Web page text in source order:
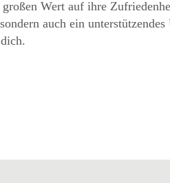
Wert auf ihre
auch ein